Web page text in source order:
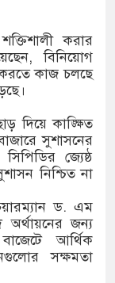
করার
বিনিয়োগ
কাজ চলছে
দিয়ে কাঙ্ক্ষিত
সুশাসনের
জ্যেষ্ঠ
নিশ্চিত না
ড. এম
অর্থায়নের জন্য
আর্থিক
সক্ষমতা